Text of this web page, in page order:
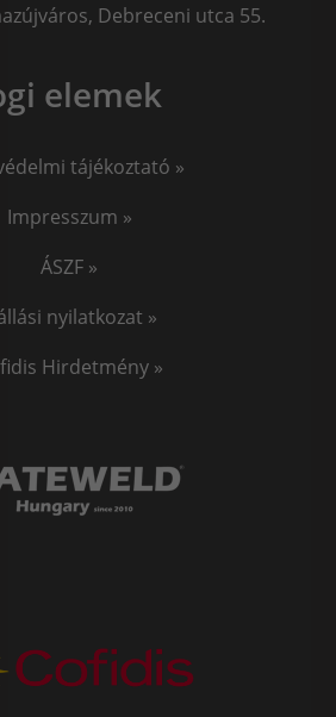
, Debreceni utca 55.
elemek
tájékoztató »
Impresszum »
ÁSZF »
nyilatkozat »
Hirdetmény »